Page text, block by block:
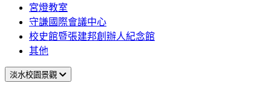
宮燈教室
守謙國際會議中心
校史館暨張建邦創辦人紀念館
其他
淡水校園景觀